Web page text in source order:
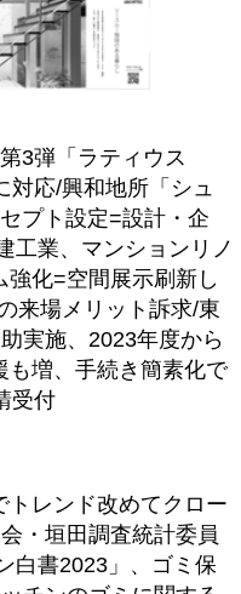
3弾「ラティウス
対応/興和地所「シュ
プト設定=設計・企
工業、マンションリノ
化=空間展示刷新し
来場メリット訴求/東
実施、2023年度から
も増、手続き簡素化で
受付
トレンド改めてクロー
・垣田調査統計委員
白書2023」、ゴミ保